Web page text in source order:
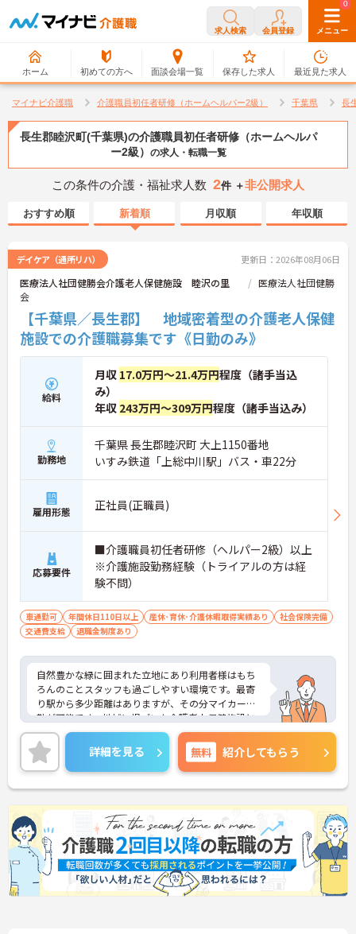
求人検索 会員登録 メニュー
ホーム 初めての方へ 面談会場一覧
0
保存した求人
0
最近見た求人
マイナビ介護職 介護職員初任者研修（ホームヘルパー2級） 千葉県 長
長生郡睦沢町(千葉県)の介護職員初任者研修（ホームヘルパ
ー2級） の求人・転職一覧
この条件の介護・福祉求人数 2件 ＋非公開求人
おすすめ順 新着順 月収順 年収順
デイケア（通所リハ） 更新日：2026年08月06日
医療法人社団健勝会介護老人保健施設 睦沢の里
医療法人社団健勝
会
【千葉県／長生郡】 地域密着型の介護老人保健
施設での介護職募集です《日勤のみ》
給料
月収 17.0万円～21.4万円程度（諸手当込
み）
年収 243万円～309万円程度（諸手当込み）
勤務地
千葉県 長生郡睦沢町 大上1150番地
いすみ鉄道「上総中川駅」バス・車22分
雇用形態 正社員(正職員)
応募要件
■介護職員初任者研修（ヘルパー2級）以上
※介護施設勤務経験（トライアルの方は経
験不問）
車通勤可 年間休日110日以上 産休･育休･介護休暇取得実績あり
社会保険完備
交通費支給
退職金制度あり
自然豊かな緑に囲まれた立地にあり利用者様はもち
ろんのことスタッフも過ごしやすい環境です。最寄
り駅から多少距離はありますが、その分マイカー通
勤が可能です。地域に根づいた介護老人保健施設と
して地域に貢献しております。ご興味のある方はお
気軽にお問い合わせ下さいませ。
詳細を見る 無料 紹介してもらう